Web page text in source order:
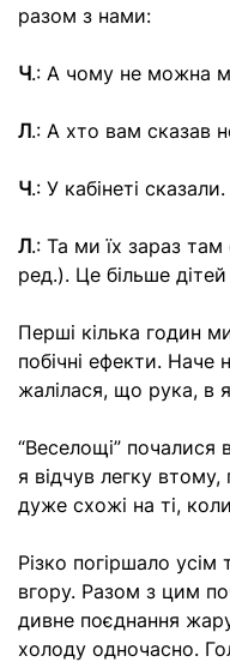
разом з нами:
Ч.: А чому не можна
Л.: А хто вам сказав
Ч.: У кабінеті сказали.
Л.: Та ми їх зараз
ред.). Це більше
Перші кілька годин
побічні ефекти. Наче
жалілася, що рука, в
“Веселощі” почалися
я відчув легку втому,
дуже схожі на ті,
Різко погіршало
вгору. Разом з цим
дивне поєднання
холоду одночасно.